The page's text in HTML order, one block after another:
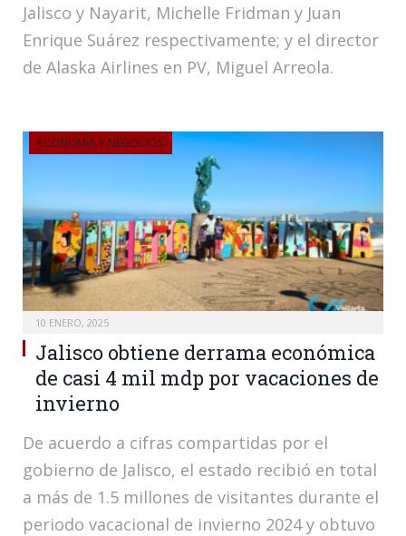
Jalisco y Nayarit, Michelle Fridman y Juan
Enrique Suárez respectivamente; y el director
de Alaska Airlines en PV, Miguel Arreola.
ECONOMÍA Y NEGOCIOS
10 ENERO, 2025
Jalisco obtiene derrama económica
de casi 4 mil mdp por vacaciones de
invierno
De acuerdo a cifras compartidas por el
gobierno de Jalisco, el estado recibió en total
a más de 1.5 millones de visitantes durante el
periodo vacacional de invierno 2024 y obtuvo